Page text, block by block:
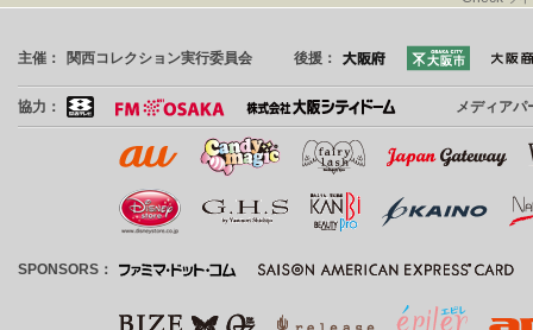
主催： 関西コレクション実行委員会 後援：
協力： メディアパ
SPONSORS：